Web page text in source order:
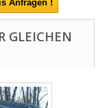
GLEICHEN